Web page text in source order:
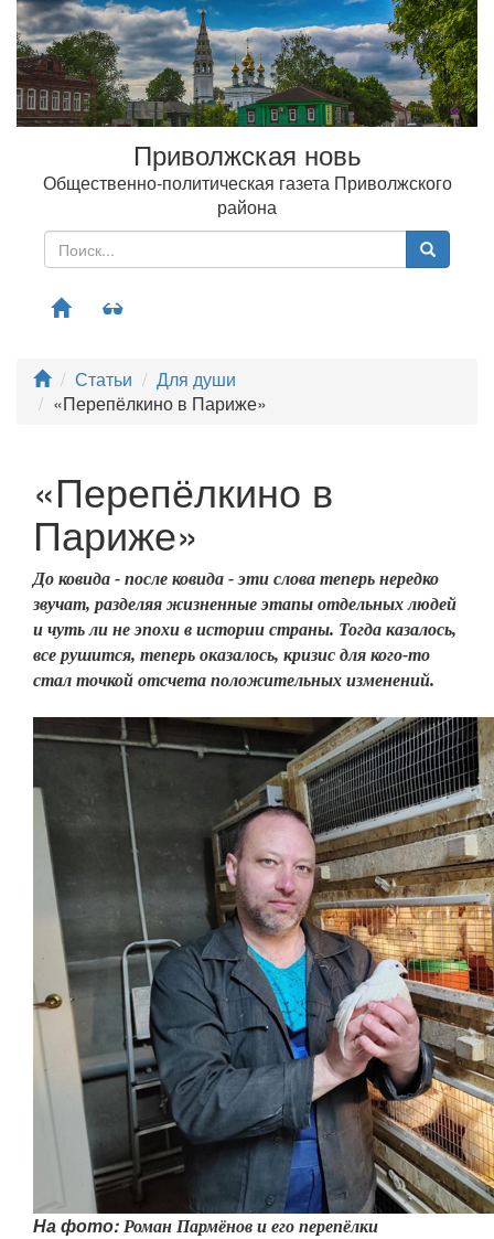
Приволжская новь
Общественно-политическая газета Приволжского
района
Статьи
Для души
«Перепёлкино в Париже»
«Перепёлкино в
Париже»
До ковида - после ковида - эти слова теперь нередко
звучат, разделяя жизненные этапы отдельных людей
и чуть ли не эпохи в истории страны. Тогда казалось,
все рушится, теперь оказалось, кризис для кого-то
стал точкой отсчета положительных изменений.
На фото: Роман Пармёнов и его перепёлки